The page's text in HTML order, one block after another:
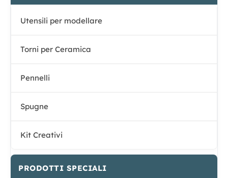
Utensili per modellare
Torni per Ceramica
Pennelli
Spugne
Kit Creativi
PRODOTTI SPECIALI